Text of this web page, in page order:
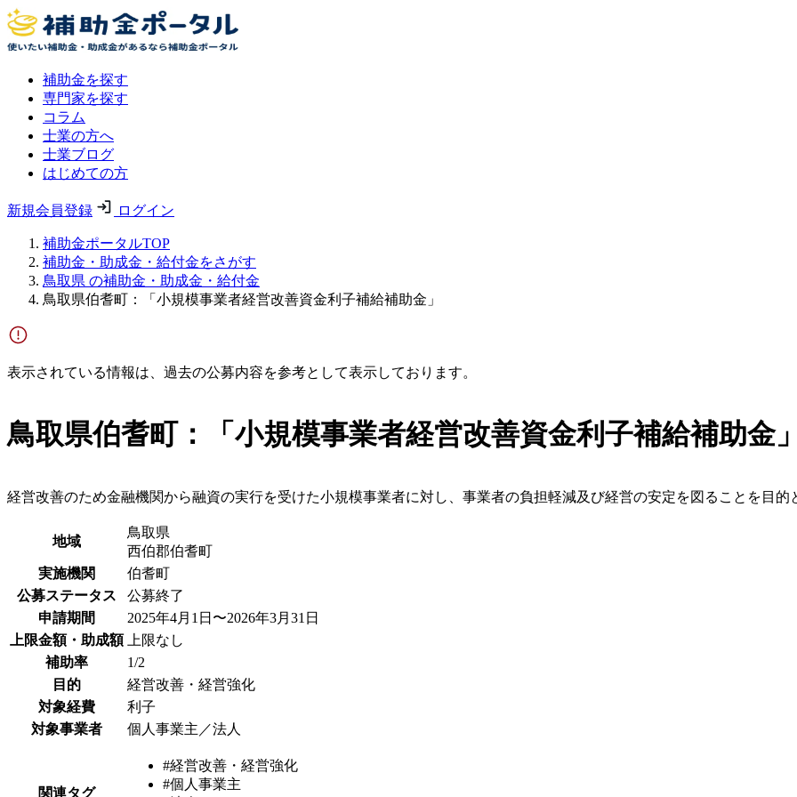
補助金を探す
専門家を探す
コラム
士業の方へ
士業ブログ
はじめての方
新規会員登録 ログイン
補助金ポータルTOP
補助金・助成金・給付金をさがす
鳥取県 の補助金・助成金・給付金
鳥取県伯耆町：「小規模事業者経営改善資金利子補給補助金」
表示されている情報は、過去の公募内容を参考として表示しております。
鳥取県伯耆町：「小規模事業者経営改善資金利子補給補助金」
経営改善のため金融機関から融資の実行を受けた小規模事業者に対し、事業者の負担軽減及び経営の安定を図ることを目的
地域
鳥取県
西伯郡伯耆町
実施機関
伯耆町
公募ステータス
公募終了
申請期間
2025年4月1日〜2026年3月31日
上限金額・助成額
上限なし
補助率
1/2
目的
経営改善・経営強化
対象経費
利子
対象事業者
個人事業主／法人
関連タグ
#経営改善・経営強化
#個人事業主